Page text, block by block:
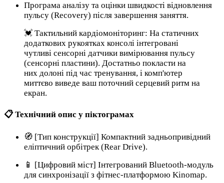
Програма аналізу та оцінки швидкості відновлення
пульсу (Recovery) після завершення заняття.
💓 Тактильний кардіомоніторинг: На статичних
додаткових рукоятках консолі інтегровані
чутливі сенсорні датчики вимірювання пульсу
(сенсорні пластини). Достатньо покласти на
них долоні під час тренування, і комп'ютер
миттєво виведе ваш поточний серцевий ритм на
екран.
📋 Технічний опис у піктограмах
🧭 [Тип конструкції] Компактний задньопривідний
еліптичний орбітрек (Rear Drive).
📱 [Цифровий міст] Інтегрований Bluetooth-модуль
для синхронізації з фітнес-платформою Kinomap.